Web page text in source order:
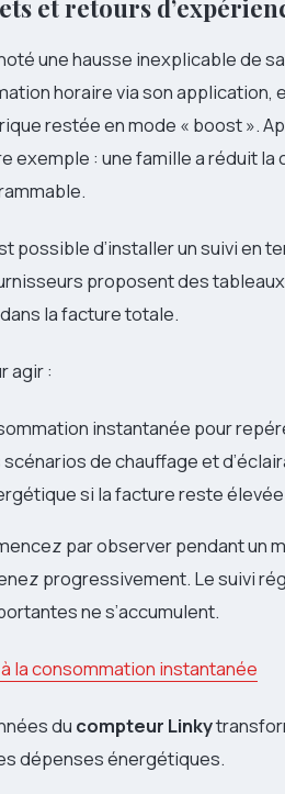
et retours
une hausse inexplicable de
horaire via son application,
restée en mode « boost ».
exemple : une famille a réduit
possible d’installer un suivi en
proposent des
la facture totale.
agir :
instantanée pour
de chauffage et
si la facture reste
par observer pendant un
progressivement. Le suivi
ne s’accumulent.
la consommation instantanée
du compteur Linky
dépenses énergétiques.